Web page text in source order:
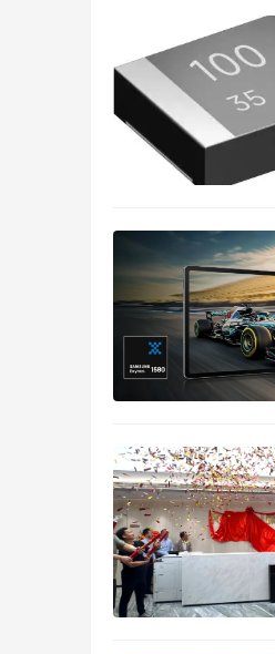
磁带在便携和安全
大量数据。
磁带备份确实也有
硬盘上的数据可在
硬盘结合使用也许
小结
总的来说，解决备
问题而不会影响工
会，但是将备份数
无LAN备份允许网
器分离，直接从磁
本文来源于DOIT传